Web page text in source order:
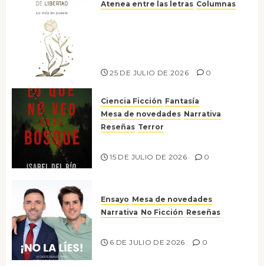
Atenea entre las letras Columnas
25 DE JULIO DE 2026 0
Ciencia Ficción Fantasía
Mesa de novedades Narrativa
Reseñas Terror
15 DE JULIO DE 2026 0
Ensayo Mesa de novedades
Narrativa No Ficción Reseñas
6 DE JULIO DE 2026 0